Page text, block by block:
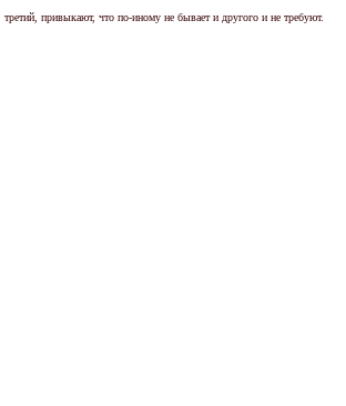
привыкают, что по-иному не бывает и другого и не требуют.